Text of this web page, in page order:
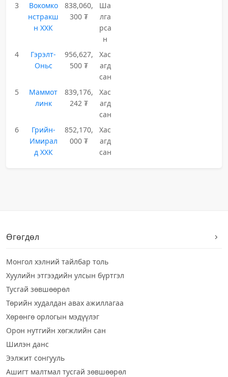
3
Вокомко
нстракш
н ХХК
838,060,
300 ₮
Ша
лга
рса
н
4
Гэрэлт-
Оньс
956,627,
500 ₮
Хас
агд
сан
5
Маммот
линк
839,176,
242 ₮
Хас
агд
сан
6
Грийн-
Имирал
д ХХК
852,170,
000 ₮
Хас
агд
сан
Өгөгдөл
Монгол хэлний тайлбар толь
Хуулийн этгээдийн улсын бүртгэл
Тусгай зөвшөөрөл
Төрийн худалдан авах ажиллагаа
Хөрөнгө орлогын мэдүүлэг
Орон нутгийн хөгжлийн сан
Шилэн данс
Ээлжит сонгууль
Ашигт малтмал тусгай зөвшөөрөл